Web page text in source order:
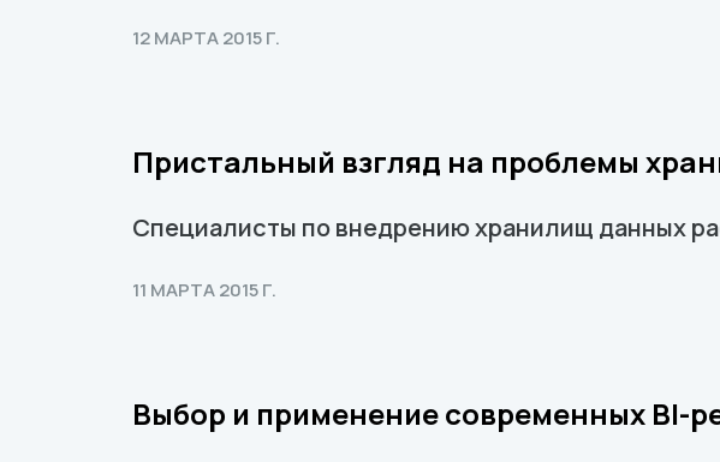
12 МАРТА 2015 Г.
Пристальный взгляд на проблемы
Специалисты по внедрению хранилищ данных
11 МАРТА 2015 Г.
Выбор и применение современных BI-